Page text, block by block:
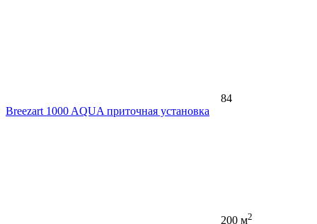
84
Breezart 1000 AQUA приточная установка
200 м2